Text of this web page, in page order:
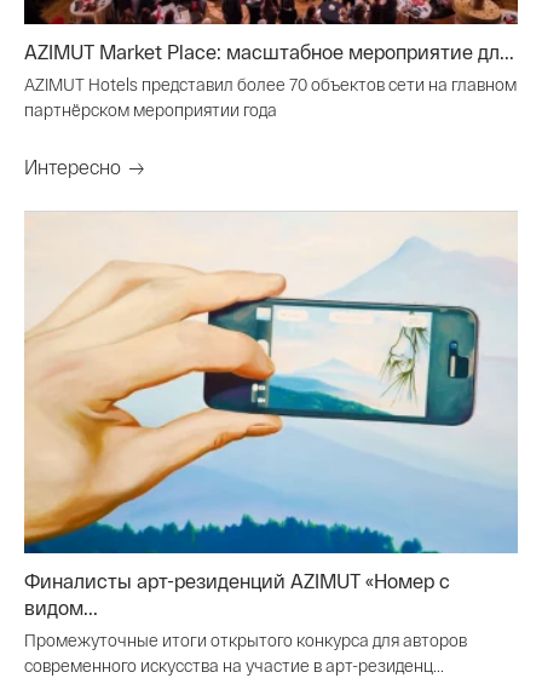
AZIMUT Market Place: масштабное мероприятие дл...
AZIMUT Hotels представил более 70 объектов сети на главном
партнёрском мероприятии года
Интересно
Финалисты арт-резиденций AZIMUT «Номер с
видом...
Промежуточные итоги открытого конкурса для авторов
современного искусства на участие в арт-резиденц...